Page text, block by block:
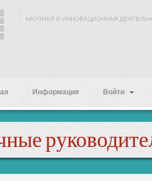
НАУЧНАЯ И ИННОВАЦИОННАЯ
Информация Войти